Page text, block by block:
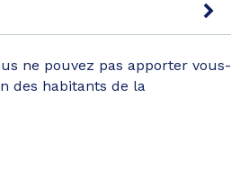
ne pouvez pas apporter vous-
des habitants de la